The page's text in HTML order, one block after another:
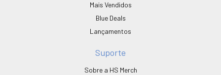
Mais Vendidos
Blue Deals
Lançamentos
Suporte
Sobre a HS Merch